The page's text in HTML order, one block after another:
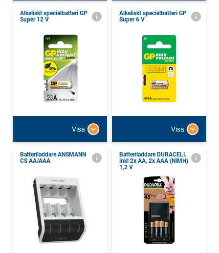
Alkaliskt specialbatteri GP
Super 12 V
Visa
Alkaliskt specialbatteri GP
Super 6 V
Visa
Batteriladdare ANSMANN
CS AA/AAA
Batteriladdare DURACELL
inkl 2x AA, 2x AAA (NiMH)
1,2 V